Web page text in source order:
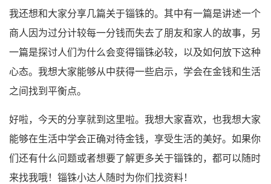
我还想和大家分享几篇关于锱铢的。其中有一篇是讲述一个
商人因为过分计较每一分钱而失去了朋友和家人的故事，另
一篇是探讨人们为什么会变得锱铢必较，以及如何放下这种
心态。我想大家能够从中获得一些启示，学会在金钱和生活
之间找到平衡点。
好啦，今天的分享就到这里啦。我想大家喜欢，也我想大家
能够在生活中学会正确对待金钱，享受生活的美好。如果你
们还有什么问题或者想要了解更多关于锱铢的，都可以随时
来找我哦！锱铢小达人随时为你们找资料！